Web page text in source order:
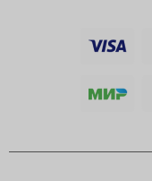
Хабаровск